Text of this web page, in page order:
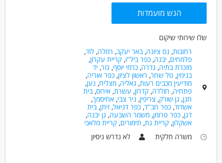
הגש מועמדות
שלו שירותי שיקום
רחובות, נס ציונה,באר יעקב, רמלה,לוד,
פלמחים,יבנה,כפר ביל"ו,קריית עקרון,
מזכרת בתיה, גדרה,כרמי יוסף, גזר,יד
בנימין, טל שחר, ראשון לציון,כפר אוריה,
מודיעין מכבים רעות, גאליה,מצליח, נען,
פתחיה, חולדה,קדרון, עשרת,אירוס,בית
חנן, גן שורק, צריפין, ניר צבי,אחיסמך,
אשדוד,כפר חב"ד,כפר דניאל,זיתן,בית
דגן,כפר טרומן,משמר השבעה, גן יבנה,
אשקלון,קריית גת, תימורים,קריית מלאכי
משרה חלקית
לא נדרש ניסיון